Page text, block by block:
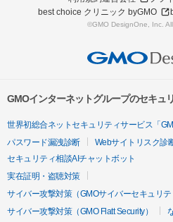
best choice クリニック byGMO
©GMO DesignOne, Inc.
GMOインターネットグループのセキュ
世界初総合ネットセキュリティサービス「
パスワード漏洩診断
Webサイトリスク診
セキュリティ相談AIチャットボット
実在証明・盗聴対策
サイバー攻撃対策（GMOサイバーセキュリテ
サイバー攻撃対策（GMO Flatt Security）